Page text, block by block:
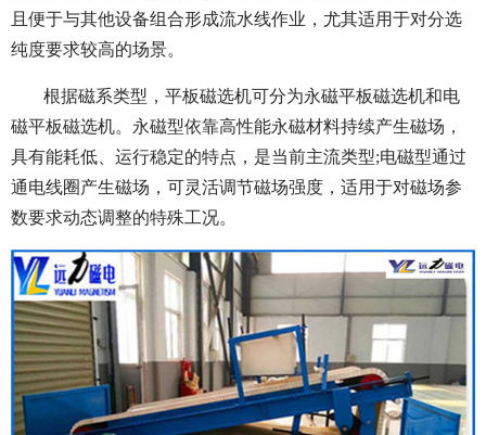
且便于与其他设备组合形成流水线作业，尤其适用于对分选
纯度要求较高的场景。
根据磁系类型，平板磁选机可分为永磁平板磁选机和电
磁平板磁选机。永磁型依靠高性能永磁材料持续产生磁场，
具有能耗低、运行稳定的特点，是当前主流类型;电磁型通过
通电线圈产生磁场，可灵活调节磁场强度，适用于对磁场参
数要求动态调整的特殊工况。